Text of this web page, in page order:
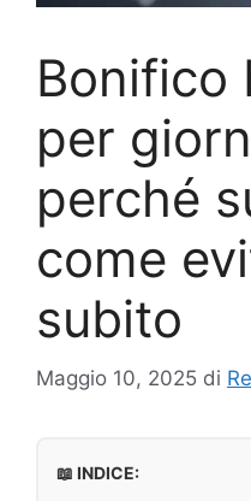
Bonifico
per
perché
come
subito
Maggio 10, 2025 di
📖 INDICE: